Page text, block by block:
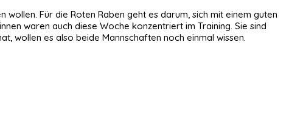
Für die Roten Raben geht es darum, sich mit einem guten
waren auch diese Woche konzentriert im Training. Sie sind
wollen es also beide Mannschaften noch einmal wissen.